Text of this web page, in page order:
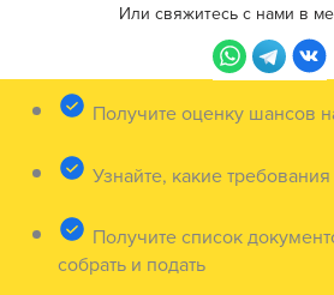
Или свяжитесь с нами в
Получите оценку шансов
Узнайте, какие
Получите список
собрать и подать